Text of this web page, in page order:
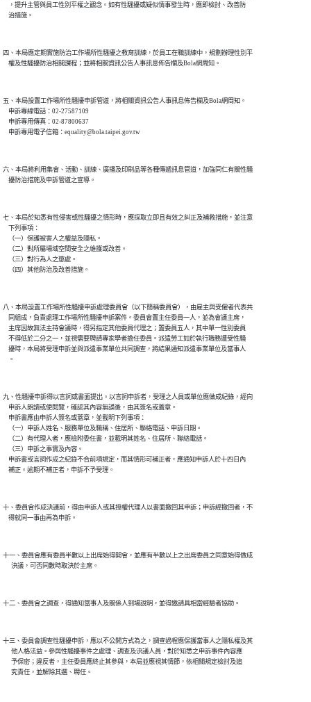
    ，提升主管與員工性別平權之觀念。如有性騷擾或疑似情事發生時，應即檢討、改善防
四、本局應定期實施防治工作場所性騷擾之教育訓練，於員工在職訓練中，規劃辦理性別平
五、本局設置工作場所性騷擾申訴管道，將相關資訊公告人事訊息佈告欄及Bola網周知。
    申訴專線電話：02-27587109
    申訴專用傳真：02-87800637
六、本局將利用集會、活動、訓練、廣播及印刷品等各種傳遞訊息管道，加強同仁有關性騷
七、本局於知悉有性侵害或性騷擾之情形時，應採取立即且有效之糾正及補救措施，並注意
    下列事項：
    （一）保護被害人之權益及隱私。
    （二）對所屬場域空間安全之維護或改善。
    （三）對行為人之懲處。
八、本局設置工作場所性騷擾申訴處理委員會（以下簡稱委員會），由雇主與受僱者代表共
    同組成，負責處理工作場所性騷擾申訴案件。委員會置主任委員一人，並為會議主席，
    主席因故無法主持會議時，得另指定其他委員代理之；置委員五人，其中單一性別委員
    不得低於二分之一，並視需要聘請專家學者擔任委員。派遣勞工如於執行職務遭受性騷
    擾時，本局將受理申訴並與派遣事業單位共同調查，將結果通知派遣事業單位及當事人
九、性騷擾申訴得以言詞或書面提出。以言詞申訴者，受理之人員或單位應做成紀錄，經向
    申訴人朗讀或使閱覽，確認其內容無誤後，由其簽名或蓋章。
    申訴書應由申訴人簽名或蓋章，並載明下列事項：
    （一）申訴人姓名、服務單位及職稱、住居所、聯絡電話、申訴日期。
    （二）有代理人者，應檢附委任書，並載明其姓名、住居所、聯絡電話。
    （三）申訴之事實及內容。
    申訴書或言詞作成之紀錄不合前項規定，而其情形可補正者，應通知申訴人於十四日內
十、委員會作成決議前，得由申訴人或其授權代理人以書面撤回其申訴；申訴經撤回者，不
十一、委員會應有委員半數以上出席始得開會，並應有半數以上之出席委員之同意始得做成
十三、委員會調查性騷擾申訴，應以不公開方式為之，調查過程應保護當事人之隱私權及其
      他人格法益。參與性騷擾事件之處理、調查及決議人員，對於知悉之申訴事件內容應
      予保密；違反者，主任委員應終止其參與，本局並應視其情節，依相關規定檢討及追